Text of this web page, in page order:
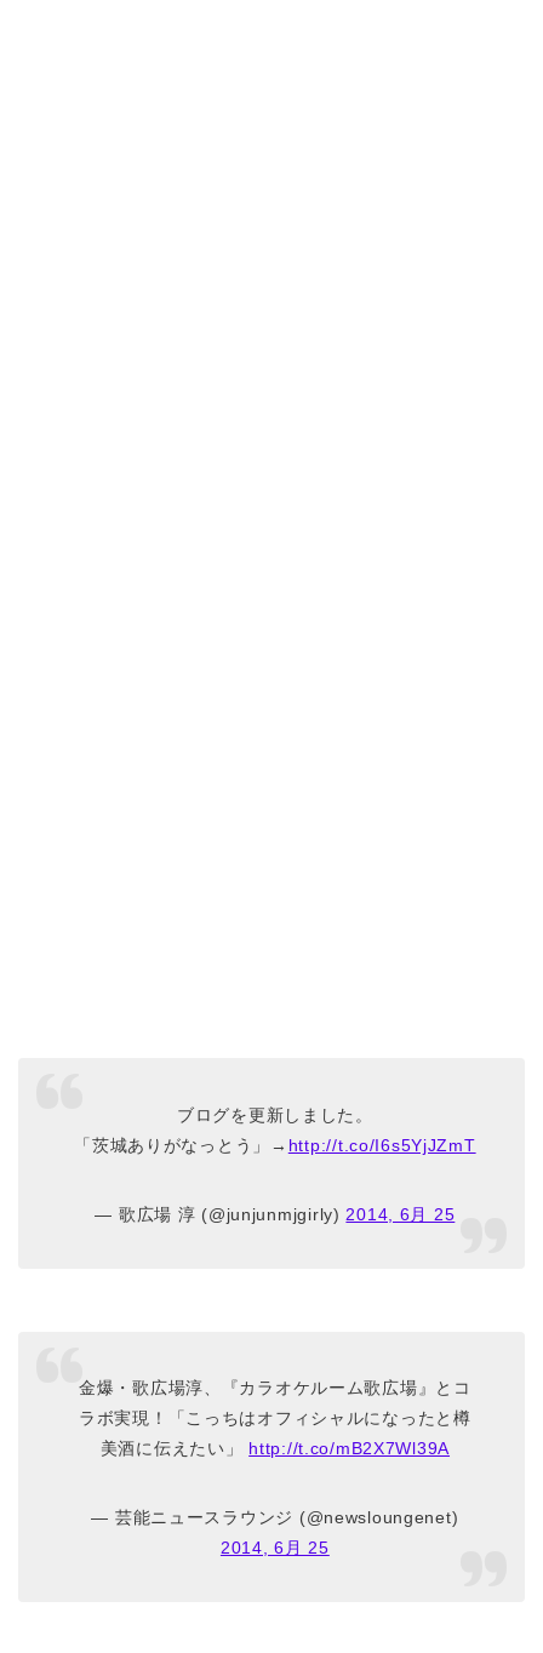
ブログを更新しました。
「茨城ありがなっとう」→ http://t.co/I6s5YjJZmT
— 歌広場 淳 (@junjunmjgirly) 2014, 6月 25
金爆・歌広場淳、『カラオケルーム歌広場』とコ
ラボ実現！「こっちはオフィシャルになったと樽
美酒に伝えたい」 http://t.co/mB2X7Wl39A
— 芸能ニュースラウンジ (@newsloungenet)
2014, 6月 25